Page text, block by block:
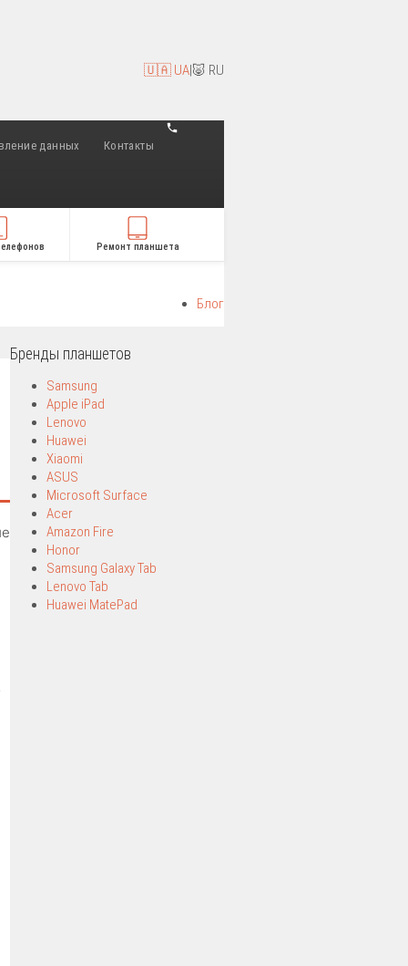
🇺🇦 UA|🐷 RU
данных Контакты
Ремонт планшета
Блог
Бренды планшетов
Samsung
Apple iPad
Lenovo
Huawei
Xiaomi
ASUS
Microsoft Surface
Acer
Amazon Fire
Honor
Samsung Galaxy Tab
Lenovo Tab
Huawei MatePad